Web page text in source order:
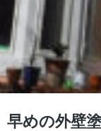
めの外壁